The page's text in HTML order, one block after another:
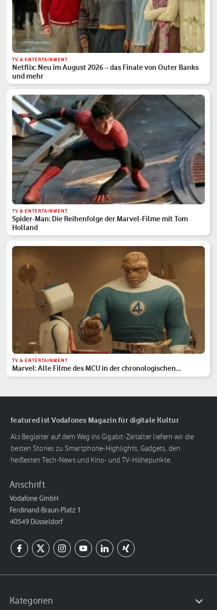
TV & ENTERTAINMENT
Netflix: Neu im August 2026 – das Finale von Outer Banks
und mehr
TV & ENTERTAINMENT
Spider-Man: Die Reihenfolge der Marvel-Filme mit Tom
Holland
TV & ENTERTAINMENT
Marvel: Alle Filme des MCU in der chronologischen
Reihenfolge
featured ist Vodafones Magazin für digitale Kultur
Als Begleiter auf dem Weg ins Gigabit-Zeitalter liefern wir die
besten Stories zu Smartphone-Highlights, Gadgets, den
heißesten Tech-News und Kino- und TV-Höhepunkte.
Anschrift
Vodafone GmbH
Ferdinand-Braun-Platz 1
40549 Düsseldorf
Kategorien